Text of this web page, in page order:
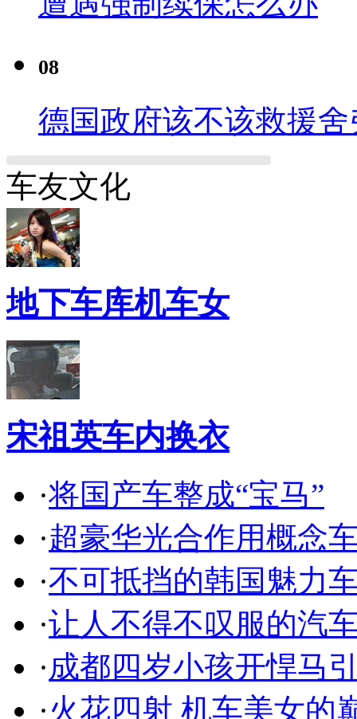
08
德国政府该不该救援舍
车友文化
地下车库机车女
宋祖英车内换衣
·将国产车整成“宝马”
·超豪华光合作用概念
·不可抵挡的韩国魅力
·让人不得不叹服的汽
·成都四岁小孩开悍马
·火花四射 机车美女的